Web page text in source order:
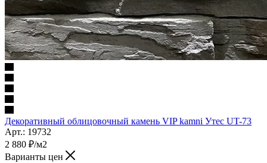
Декоративный облицовочный камень VIP kamni Утес UT-73
Арт.: 19732
2 880 ₽/м2
Варианты цен